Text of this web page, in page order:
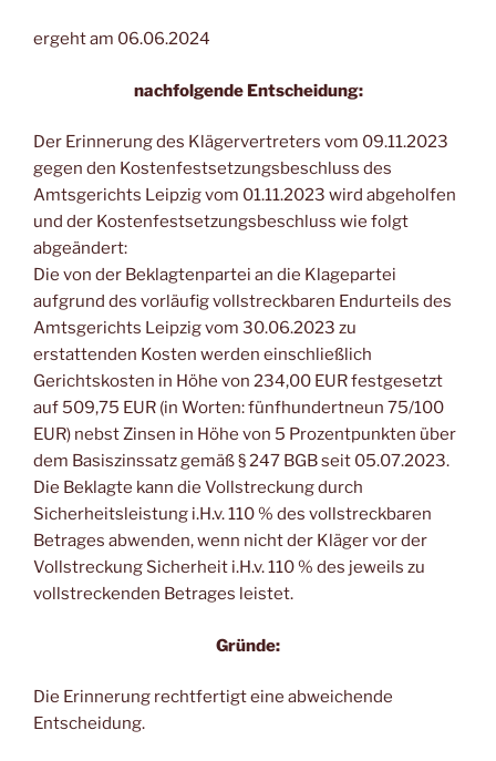
ergeht am 06.06.2024
nachfolgende Entscheidung:
Der Erinnerung des Klägervertreters vom 09.11.2023
gegen den Kostenfestsetzungsbeschluss des
Amtsgerichts Leipzig vom 01.11.2023 wird abgeholfen
und der Kostenfestsetzungsbeschluss wie folgt
abgeändert:
Die von der Beklagtenpartei an die Klagepartei
aufgrund des vorläufig vollstreckbaren Endurteils des
Amtsgerichts Leipzig vom 30.06.2023 zu
erstattenden Kosten werden einschließlich
Gerichtskosten in Höhe von 234,00 EUR festgesetzt
auf 509,75 EUR (in Worten: fünfhundertneun 75/100
EUR) nebst Zinsen in Höhe von 5 Prozentpunkten über
dem Basiszinssatz gemäß § 247 BGB seit 05.07.2023.
Die Beklagte kann die Vollstreckung durch
Sicherheitsleistung i.H.v. 110 % des vollstreckbaren
Betrages abwenden, wenn nicht der Kläger vor der
Vollstreckung Sicherheit i.H.v. 110 % des jeweils zu
vollstreckenden Betrages leistet.
Gründe:
Die Erinnerung rechtfertigt eine abweichende
Entscheidung.